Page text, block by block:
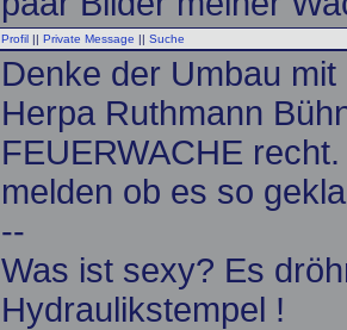
Profil || Private Message || Suche
Denke der Umbau
Herpa Ruthmann
FEUERWACHE
melden ob es so
--
Was ist sexy? Es
Hydraulikstempel !